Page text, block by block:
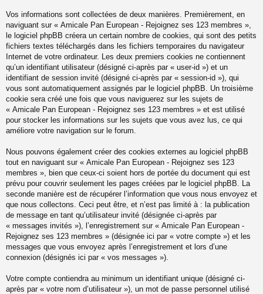
Vos informations sont collectées de deux manières. Premièrement, en
naviguant sur « Amicale Pan European - Rejoignez ses 123 membres »,
le logiciel phpBB créera un certain nombre de cookies, qui sont des petits
fichiers textes téléchargés dans les fichiers temporaires du navigateur
Internet de votre ordinateur. Les deux premiers cookies ne contiennent
qu’un identifiant utilisateur (désigné ci-après par « user-id ») et un
identifiant de session invité (désigné ci-après par « session-id »), qui
vous sont automatiquement assignés par le logiciel phpBB. Un troisième
cookie sera créé une fois que vous naviguerez sur les sujets de
« Amicale Pan European - Rejoignez ses 123 membres » et est utilisé
pour stocker les informations sur les sujets que vous avez lus, ce qui
améliore votre navigation sur le forum.
Nous pouvons également créer des cookies externes au logiciel phpBB
tout en naviguant sur « Amicale Pan European - Rejoignez ses 123
membres », bien que ceux-ci soient hors de portée du document qui est
prévu pour couvrir seulement les pages créées par le logiciel phpBB. La
seconde manière est de récupérer l’information que vous nous envoyez et
que nous collectons. Ceci peut être, et n’est pas limité à : la publication
de message en tant qu’utilisateur invité (désignée ci-après par
« messages invités »), l’enregistrement sur « Amicale Pan European -
Rejoignez ses 123 membres » (désignée ici par « votre compte ») et les
messages que vous envoyez après l’enregistrement et lors d’une
connexion (désignés ici par « vos messages »).
Votre compte contiendra au minimum un identifiant unique (désigné ci-
après par « votre nom d’utilisateur »), un mot de passe personnel utilisé